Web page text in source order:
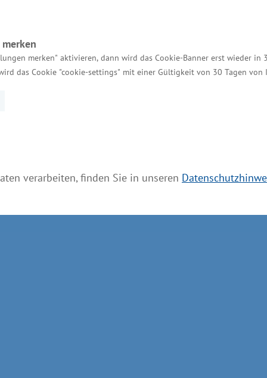
merken" aktivieren, dann wird das Cookie-Banner erst wieder in
das Cookie "cookie-settings" mit einer Gültigkeit von 30 Tagen von
verarbeiten, finden Sie in unseren
Aktuelle Broschüren und Downloads
Aktuelle Meldungen